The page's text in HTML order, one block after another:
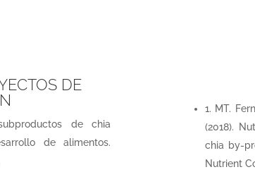
DE
de chia
de alimentos.
1. MT.
(2018).
chia by-
Nutrient